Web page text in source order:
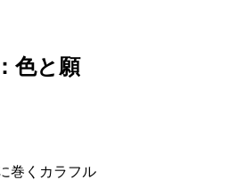
色と願
巻くカラフル